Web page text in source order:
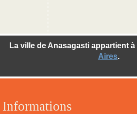
Informations
La ville de Anasagasti appartient
Aires.